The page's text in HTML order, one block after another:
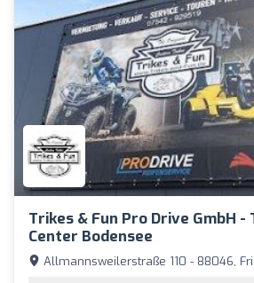
Trikes & Fun Pro Drive GmbH -
Center Bodensee
Allmannsweilerstraße 110 - 88046,